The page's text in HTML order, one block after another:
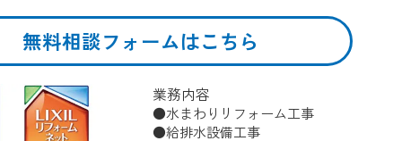
無料相談フォームはこちら
業務内容
水まわりリフォーム工事
給排水設備工事